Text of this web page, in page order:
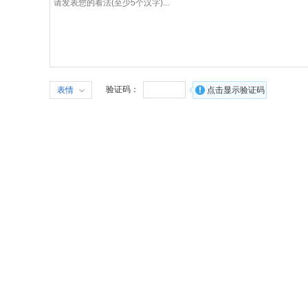
表情 验证码： 点击显示验证码